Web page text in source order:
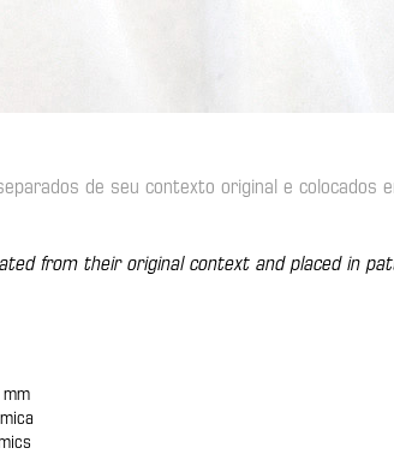
de seu contexto original e colocados
from their original context and placed in